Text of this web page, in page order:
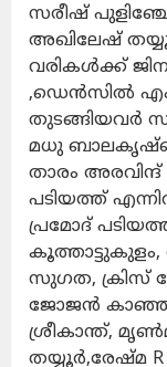
സരീഷ്
അഖിലേഷ്
വരികൾക്ക്
,ഡെൻസിൽ എം
തുടങ്ങിയവർ
മധു
താരം
പടിയത്ത്
പ്രമോദ്
സുഗത, ക്രിസ്
ജോജൻ
ശ്രീകാന്ത്,
തയ്യൂർ,രേഷ്മ R